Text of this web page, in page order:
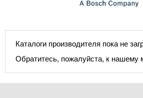
Каталоги производителя пока не
Обратитесь, пожалуйста, к нашему